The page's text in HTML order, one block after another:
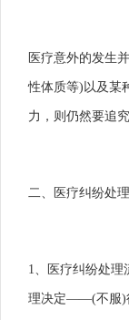
医疗意外的发生
性体质等)以及某
力，则仍然要追
二、医疗纠纷处
1、医疗纠纷处
理决定——(不服)